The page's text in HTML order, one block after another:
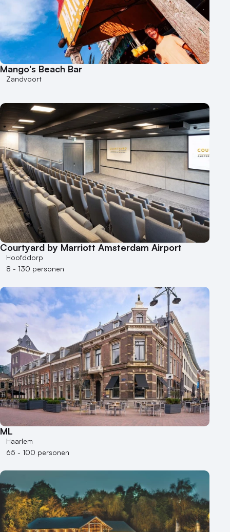
Mango's Beach Bar
Zandvoort
Courtyard by Marriott Amsterdam Airport
Hoofddorp
8 - 130 personen
ML
Haarlem
65 - 100 personen